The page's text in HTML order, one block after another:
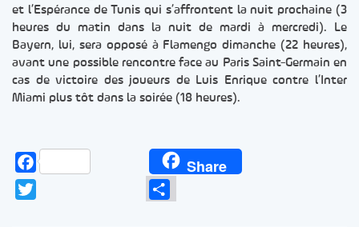
et l’Espérance de Tunis qui s’affrontent la nuit prochaine (3
heures du matin dans la nuit de mardi à mercredi). Le
Bayern, lui, sera opposé à Flamengo dimanche (22 heures),
avant une possible rencontre face au Paris Saint-Germain en
cas de victoire des joueurs de Luis Enrique contre l’Inter
Miami plus tôt dans la soirée (18 heures).
Facebook Share